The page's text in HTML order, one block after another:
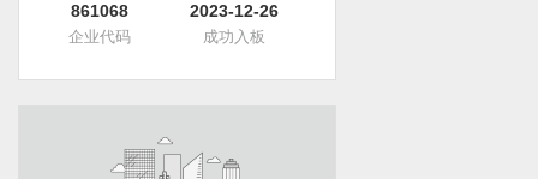
861068
企业代码
2023-12-26
成功入板